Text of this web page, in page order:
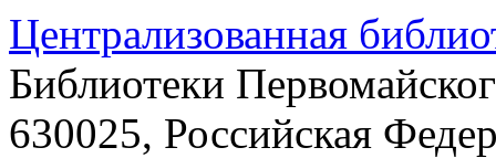
Централизованная
Библиотеки
630025, Российская